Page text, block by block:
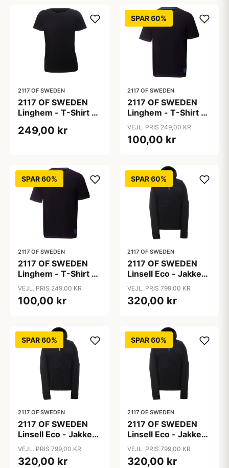
2117 OF SWEDEN
2117 OF SWEDEN
Linghem - T-Shirt -
249,00 kr
SPAR 60%
2117 OF SWEDEN
2117 OF SWEDEN
Linghem - T-Shirt -
Sort - Str. 3XL
VEJL. PRIS 249,00 KR
100,00 kr
SPAR 60%
2117 OF SWEDEN
2117 OF SWEDEN
Linghem - T-Shirt -
Sort - Str. XXL
VEJL. PRIS 249,00 KR
100,00 kr
SPAR 60%
2117 OF SWEDEN
2117 OF SWEDEN
Linsell Eco - Jakke
Powerfleece - Dame
- Sort - L
VEJL. PRIS 799,00 KR
320,00 kr
SPAR 60%
2117 OF SWEDEN
2117 OF SWEDEN
Linsell Eco - Jakke
Powerfleece - Dame
- Sort - M
VEJL. PRIS 799,00 KR
320,00 kr
SPAR 60%
2117 OF SWEDEN
2117 OF SWEDEN
Linsell Eco - Jakke
Powerfleece - Dame
- Sort - S
VEJL. PRIS 799,00 KR
320,00 kr